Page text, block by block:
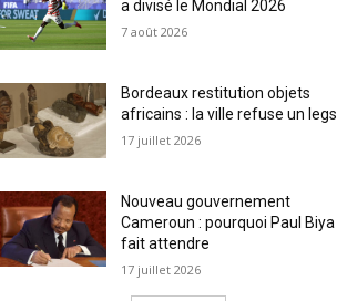
a divisé le Mondial 2026
7 août 2026
Bordeaux restitution objets
africains : la ville refuse un legs
17 juillet 2026
Nouveau gouvernement
Cameroun : pourquoi Paul Biya
fait attendre
17 juillet 2026